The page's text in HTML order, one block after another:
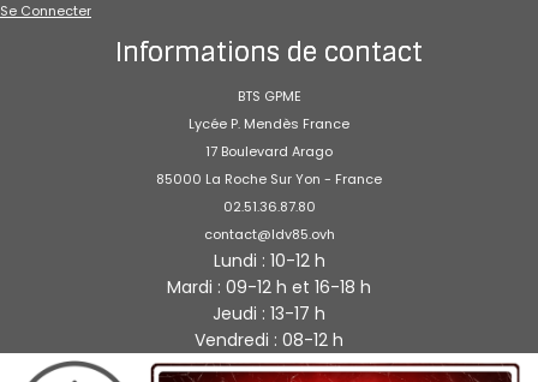
Se Connecter
Informations de contact
BTS GPME
Lycée P. Mendès France
17 Boulevard Arago
85000 La Roche Sur Yon - France
02.51.36.87.80
contact@ldv85.ovh
Lundi : 10-12 h
Mardi : 09-12 h et 16-18 h
Jeudi : 13-17 h
Vendredi : 08-12 h